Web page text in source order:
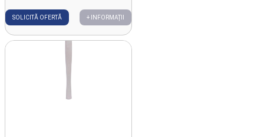
SOLICITĂ OFERTĂ + INFORMAȚII